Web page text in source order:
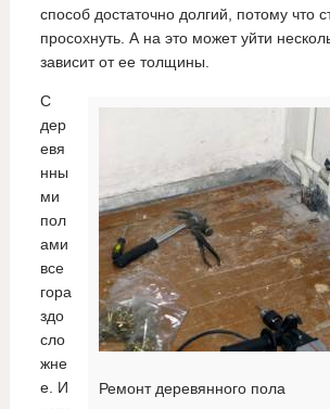
способ достаточно долгий, потому что
просохнуть. А на это может уйти
зависит от ее толщины.
Ремонт деревянного пола
С
дер
евя
нны
ми
пол
ами
все
гора
здо
сло
жне
е. И